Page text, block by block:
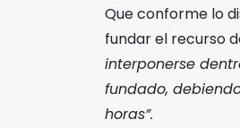
Que conforme lo
fundar el recurso
interponerse
fundado,
horas”.